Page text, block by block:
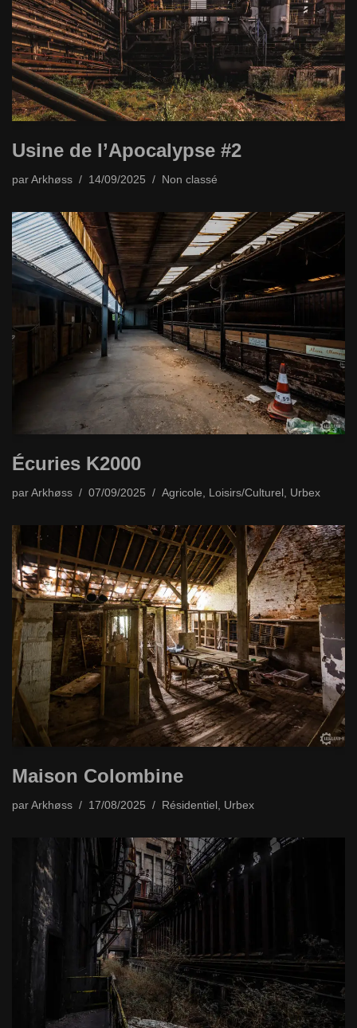
Usine de l’Apocalypse #2
par Arkhøss 14/09/2025 Non classé
Écuries K2000
par Arkhøss 07/09/2025 Agricole Loisirs/Culturel Urbex
Maison Colombine
par Arkhøss 17/08/2025 Résidentiel , Urbex